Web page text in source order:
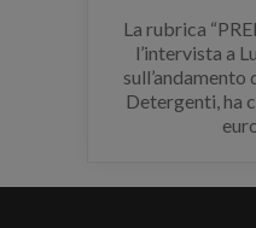
La rubrica
l’intervista a
Detergenti, ha